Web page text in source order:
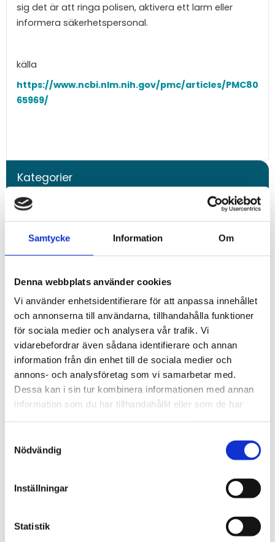
Samtycke Information Om
Denna webbplats använder cookies
Vi använder enhetsidentifierare för att anpassa innehållet
och annonserna till användarna, tillhandahålla funktioner
för sociala medier och analysera vår trafik. Vi
vidarebefordrar även sådana identifierare och annan
information från din enhet till de sociala medier och
annons- och analysföretag som vi samarbetar med.
Dessa kan i sin tur kombinera informationen med annan
information som du har tillhandahållit eller som de har
Nödvändig
Inställningar
Statistik
sig det är att ringa polisen, aktivera ett larm eller
informera säkerhetspersonal.
källa
https://www.ncbi.nlm.nih.gov/pmc/articles/PMC80
65969/
Kategorier
Produkter (55)
Funktioner (16)
Tjänster (11)
Taggar
Arkiv
juni (2)
mars (1)
januari (3)